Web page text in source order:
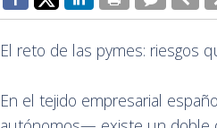
El reto de las pymes: riesgos
En el tejido empresarial